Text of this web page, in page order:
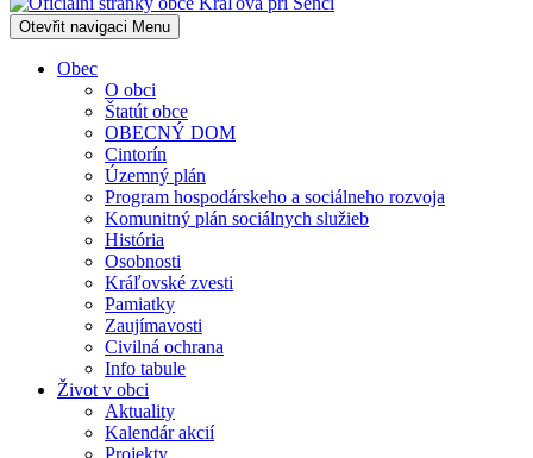
Otevřit navigaci Menu
Obec
O obci
Štatút obce
OBECNÝ DOM
Cintorín
Územný plán
Program hospodárskeho a sociálneho rozvoja
Komunitný plán sociálnych služieb
História
Osobnosti
Kráľovské zvesti
Pamiatky
Zaujímavosti
Civilná ochrana
Info tabule
Život v obci
Aktuality
Kalendár akcií